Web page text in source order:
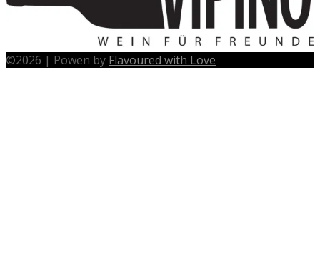
©2026 | Powen by Flavoured with Love